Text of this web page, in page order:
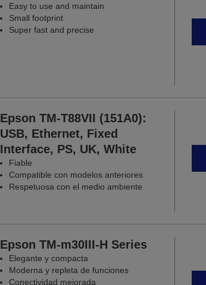
Easy to use and maintain
Small footprint
Super fast and precise
Epson TM-T88VII (151A0):
USB, Ethernet, Fixed
Interface, PS, UK, White
Fiable
Compatible con modelos anteriores
Respetuosa con el medio ambiente
Epson TM-m30III-H Series
Elegante y compacta
Moderna y repleta de funciones
Conectividad mejorada